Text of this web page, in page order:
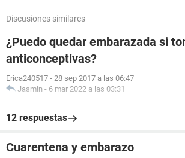
Discusiones similares
¿Puedo quedar embarazada si
anticonceptivas?
Erica240517 - 28 sep 2017 a las 06:47
Jasmin - 6 mar 2022 a las 03:31
12 respuestas
Cuarentena y embarazo